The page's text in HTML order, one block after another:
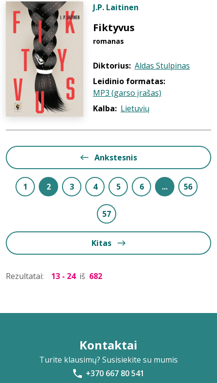
J.P. Laitinen
Fiktyvus
romanas
Diktorius: Aldas Stulpinas
Leidinio formatas:
MP3 (garso įrašas)
Kalba: Lietuvių
Ankstesnis
1 2 3 4 5 6 ... 56
57
Kitas
Rezultatai: 13 - 24 iš 682
Kontaktai
Turite klausimų? Susisiekite su mumis
+370 667 80 541